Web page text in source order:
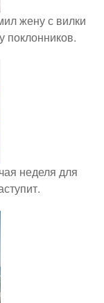
жену с вилки
поклонников.
неделя для